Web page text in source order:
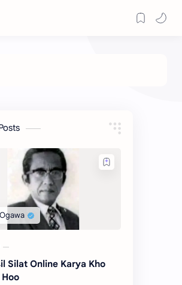
Silat Online Karya Kho